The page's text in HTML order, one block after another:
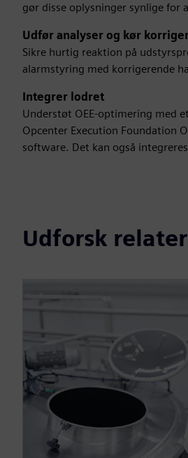
gør disse oplysninger synlige for
Udfør analyser og kør
Sikre hurtig reaktion på
alarmstyring med korrigerende
Integrer lodret
Understøt OEE-optimering med
Opcenter Execution Foundation
software. Det kan også
Udforsk